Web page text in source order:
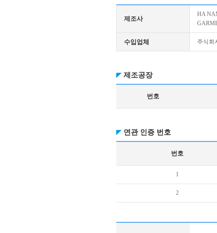
제조사
HA
수입업체 주식회
제조공장
번호
연관 인증 번호
번호
1
2